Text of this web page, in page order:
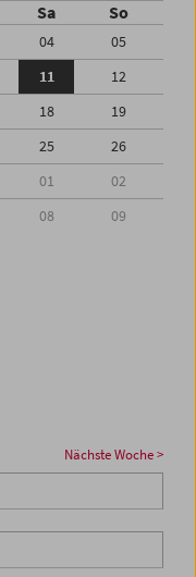
Sa So
04
05
11
12
18
19
25
26
01
02
08 09
Nächste Woche >